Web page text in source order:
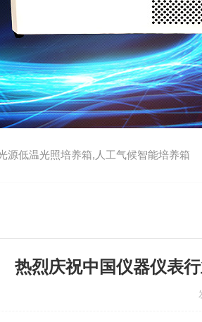
源低温光照培养箱,人工气候智能培养箱
热烈庆祝中国仪器仪表